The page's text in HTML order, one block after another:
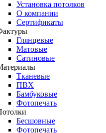
Установка потолков
О компании
Сертификаты
Глянцевые
Матовые
Сатиновые
Тканевые
ПВХ
Бамбуковые
Фотопечать
Бесшовные
Фотопечать